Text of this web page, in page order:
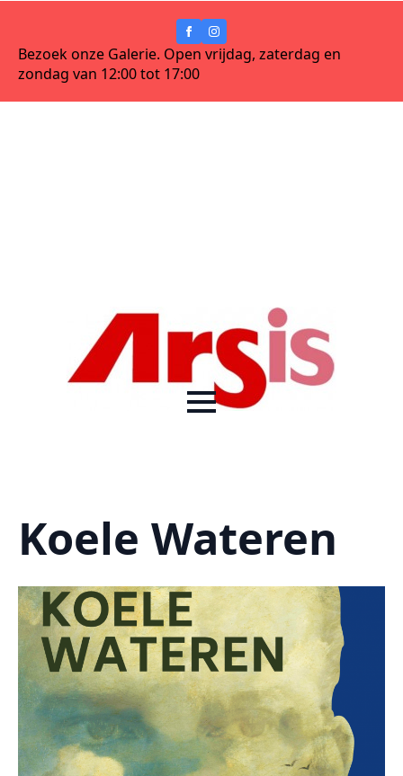
Bezoek onze Galerie. Open vrijdag, zaterdag en
zondag van 12:00 tot 17:00
Koele Wateren